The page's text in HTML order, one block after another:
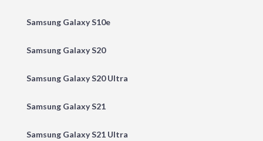
Samsung Galaxy S10e
Samsung Galaxy S20
Samsung Galaxy S20 Ultra
Samsung Galaxy S21
Samsung Galaxy S21 Ultra